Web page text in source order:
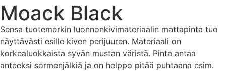
Moack Black
Sensa tuotemerkin luonnonkivimateriaalin mattapinta tuo
näyttävästi esille kiven perijuuren. Materiaali on
korkealuokkaista syvän mustan väristä. Pinta antaa
anteeksi sormenjälkiä ja on helppo pitää puhtaana esim.